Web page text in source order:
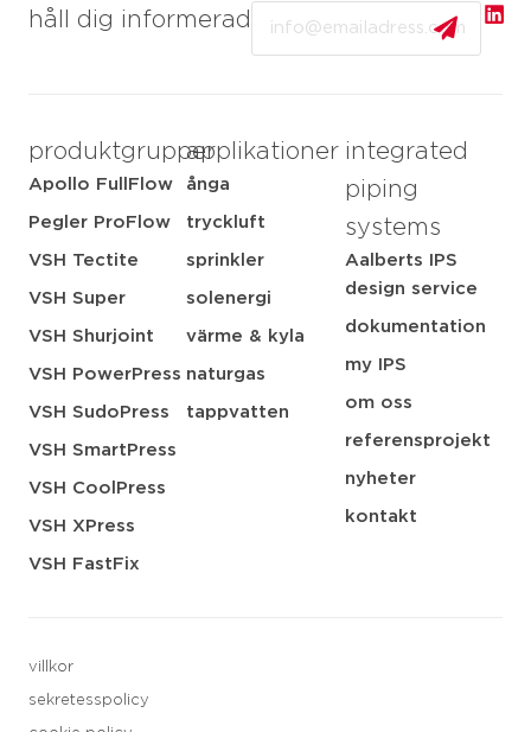
håll dig informerad
produktgrupper
Apollo FullFlow
Pegler ProFlow
VSH Tectite
VSH Super
VSH Shurjoint
VSH PowerPress
VSH SudoPress
VSH SmartPress
VSH CoolPress
VSH XPress
VSH FastFix
applikationer
ånga
tryckluft
sprinkler
solenergi
värme & kyla
naturgas
tappvatten
integrated
piping
systems
Aalberts IPS
design service
dokumentation
my IPS
om oss
referensprojekt
nyheter
kontakt
villkor
sekretesspolicy